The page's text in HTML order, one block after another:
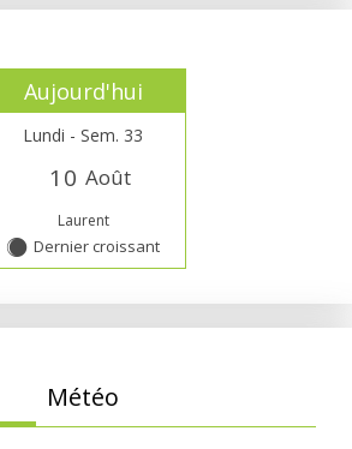
Aujourd'hui
Lundi - Sem. 33
1 0 Août
Laurent
Y Dernier croissant
Météo